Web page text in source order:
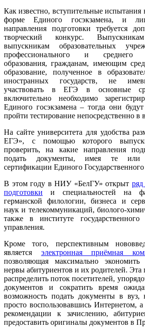
Как известно, вступительные испытания
форме Единого госэкзамена, и
направления подготовки требуется
творческий конкурс.
выпускникам образовательных
профессионального и среднего
образования, гражданам, имеющим
образование, полученное в
иностранных государств, не
участвовать в ЕГЭ в основные
включительно необходимо
Единого госэкзамена – тогда они
пройти тестирование непосредственно в
На сайте университета для удобства
ЕГЭ», с помощью которого
проверить, на какие направления
подать документы, имея те или
сертификации Единого Государственного
В этом году в НИУ «БелГУ» открыт
подготовки и специальностей на
германской филологии, бизнеса и
наук и телекоммуникаций, биолого-
также в институте
управления.
Кроме того, перспективным
является электронная приёмная
позволяющая максимально
нервы абитуриентов и их родителей. Эта
распределить поток посетителей,
документов и сократить время
возможность подать документы в
просто воспользовавшись Интернетом,
рекомендации к зачислению,
предоставить оригиналы документов в